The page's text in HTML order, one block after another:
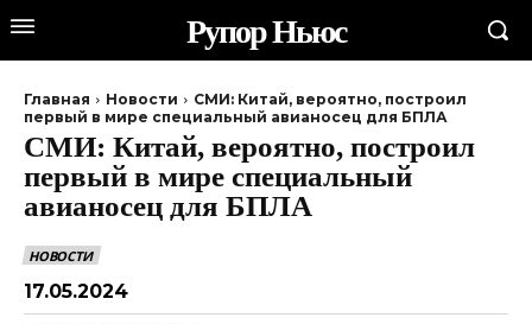
Рупор Ньюс
Главная Новости
СМИ: Китай, вероятно, построил
первый в мире специальный авианосец для БПЛА
СМИ: Китай, вероятно, построил
первый в мире специальный
авианосец для БПЛА
НОВОСТИ
17.05.2024